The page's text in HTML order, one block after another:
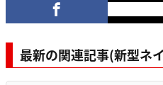
最新の関連記事(新型ネ